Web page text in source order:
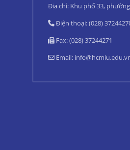
Địa chỉ: Khu phố 33,
Điện thoại: (028)
Fax: (028) 37244271
Email: